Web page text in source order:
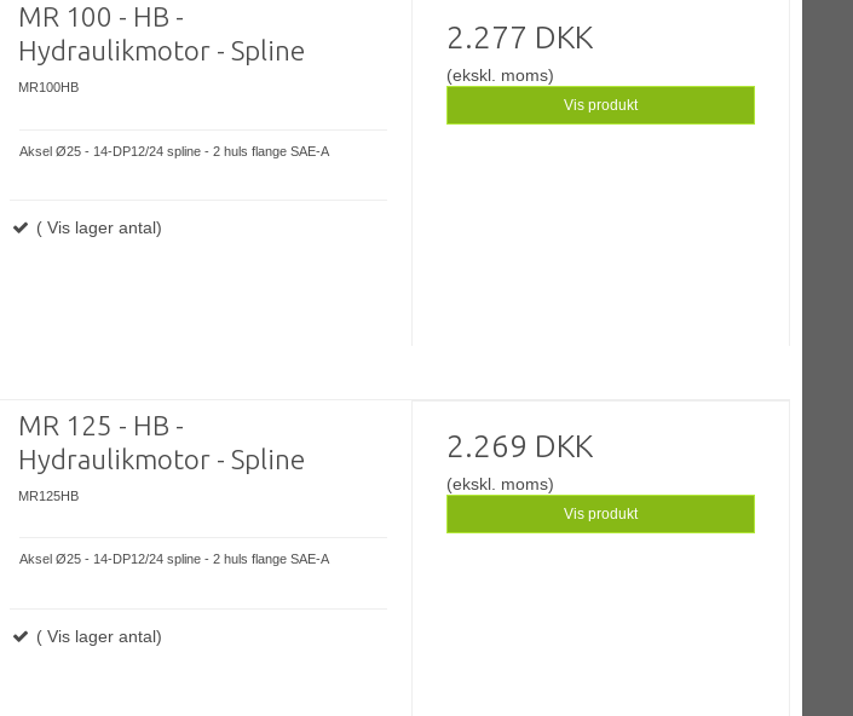
MR 100 - HB -
Hydraulikmotor - Spline
MR100HB
Aksel Ø25 - 14-DP12/24 spline - 2 huls flange SAE-A
( Vis lager antal)
2.277 DKK
(ekskl. moms)
Vis produkt
MR 125 - HB -
Hydraulikmotor - Spline
MR125HB
Aksel Ø25 - 14-DP12/24 spline - 2 huls flange SAE-A
( Vis lager antal)
2.269 DKK
(ekskl. moms)
Vis produkt